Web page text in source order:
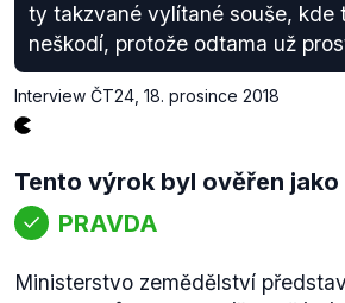
ty takzvané vylítané souše, kde
neškodí, protože odtama už
Interview ČT24 18. prosince 2018
Tento výrok byl ověřen jako
PRAVDA
Ministerstvo zemědělství